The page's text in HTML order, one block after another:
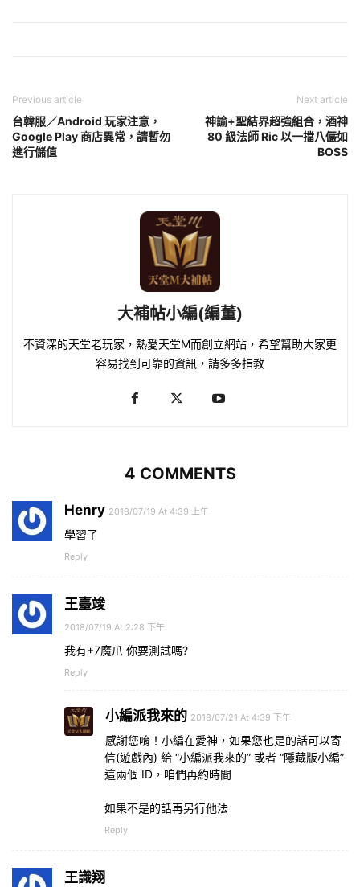
Previous article
台韓服／Android 玩家注意，
Google Play 商店異常，請暫勿
進行儲值
Next article
神諭+聖結界超強組合，酒神
80 級法師 Ric 以一擋八儼如
BOSS
大補帖小編(編董)
不資深的天堂老玩家，熱愛天堂M而創立網站，希望幫助大家更
容易找到可靠的資訊，請多多指教
4 COMMENTS
Henry 2018/07/19 At 4:39 上午
學習了
Reply
王臺竣
2018/07/19 At 2:28 下午
我有+7魔爪 你要測試嗎?
Reply
小編派我來的 2018/07/21 At 4:39 下午
感謝您唷！小編在愛神，如果您也是的話可以寄
信(遊戲內) 給 “小編派我來的” 或者 “隱藏版小編”
這兩個 ID，咱們再約時間
如果不是的話再另行他法
Reply
王識翔